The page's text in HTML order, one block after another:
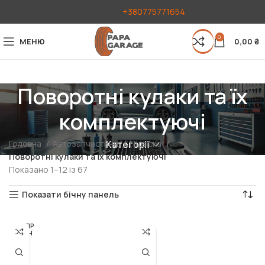
+380775771654
МЕНЮ 0 0,00 ₴
Поворотні кулаки та їх
комплектуючі
Категорії
Головна Автозапчастини
Підвіска
Поворотні кулаки та їх комплектуючі
Показано 1–12 із 67
Показати бічну панель
РОЗПР
ОДАН